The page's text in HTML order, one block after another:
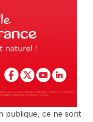
publique, ce ne sont